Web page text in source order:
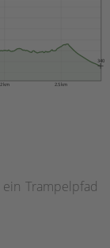
2 km 2.5 km
340
Trampelpfad